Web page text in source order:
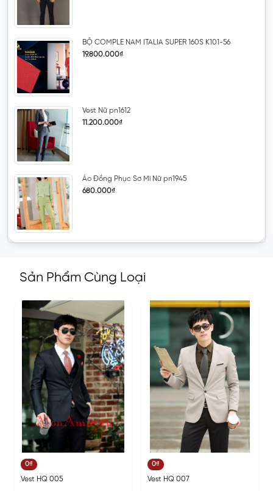
BỘ COMPLE NAM ITALIA SUPER 160S K101-56
19.800.000₫
Vest Nữ pn1612
11.200.000₫
Áo Đồng Phục Sơ Mi Nữ pn1945
680.000₫
Sản Phẩm Cùng Loại
0₫
Vest HQ 005
0₫
Vest HQ 007